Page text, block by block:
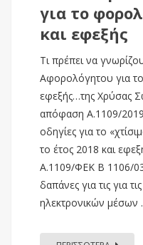
για το
και εφεξής
Τι πρέπει να
Αφορολόγητου για
εφεξής…της Χρύσας
απόφαση Α.1109/2019
οδηγίες για το
το έτος 2018 και
Α.1109/ΦΕΚ Β 1106/
δαπάνες για τις για
ηλεκτρονικών μέσων